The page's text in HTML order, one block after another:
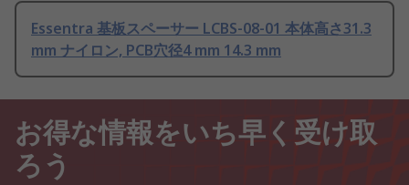
Essentra 基板スペーサー LCBS-08-01 本体高さ31.3
mm ナイロン, PCB穴径4 mm 14.3 mm
お得な情報をいち早く受け取
ろう